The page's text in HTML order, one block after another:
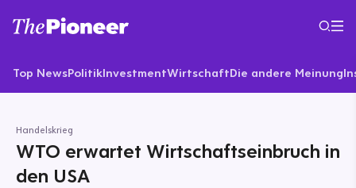
Top NewsPolitikInvestmentWirtschaftDie andere Meinung
Handelskrieg
WTO erwartet Wirtschaftseinbruch in
den USA